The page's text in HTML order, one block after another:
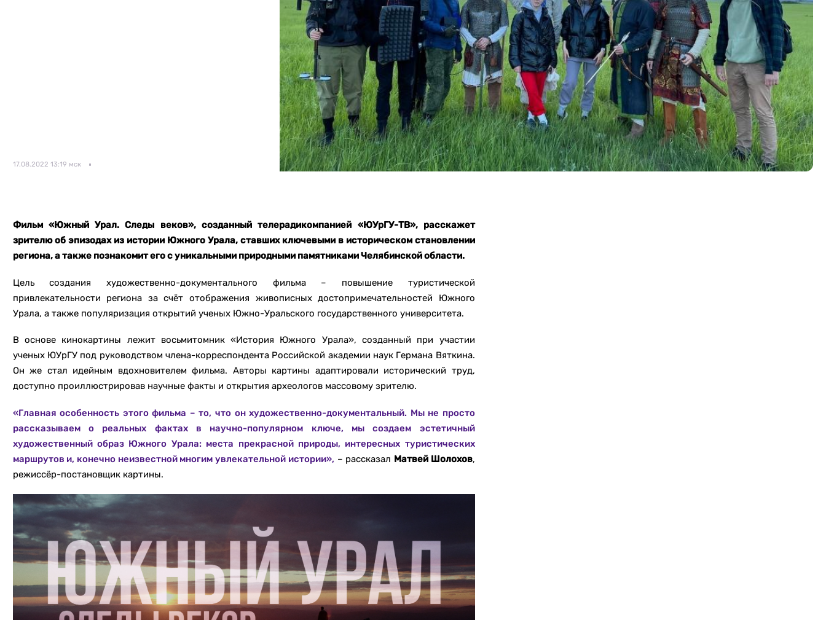
17.08.2022 13:19 мск
Фильм «Южный Урал. Следы веков», созданный телерадикомпанией «ЮУрГУ-ТВ», расскажет
зрителю об эпизодах из истории Южного Урала, ставших ключевыми в историческом становлении
региона, а также познакомит его с уникальными природными памятниками Челябинской области.
Цель создания художественно-документального фильма – повышение туристической
привлекательности региона за счёт отображения живописных достопримечательностей Южного
Урала, а также популяризация открытий ученых Южно-Уральского государственного университета.
В основе кинокартины лежит восьмитомник «История Южного Урала», созданный при участии
ученых ЮУрГУ под руководством члена-корреспондента Российской академии наук Германа Вяткина.
Он же стал идейным вдохновителем фильма. Авторы картины адаптировали исторический труд,
доступно проиллюстрировав научные факты и открытия археологов массовому зрителю.
«Главная особенность этого фильма – то, что он художественно-документальный. Мы не просто
рассказываем о реальных фактах в научно-популярном ключе, мы создаем эстетичный
художественный образ Южного Урала: места прекрасной природы, интересных туристических
маршрутов и, конечно неизвестной многим увлекательной истории», – рассказал Матвей Шолохов,
режиссёр-постановщик картины.